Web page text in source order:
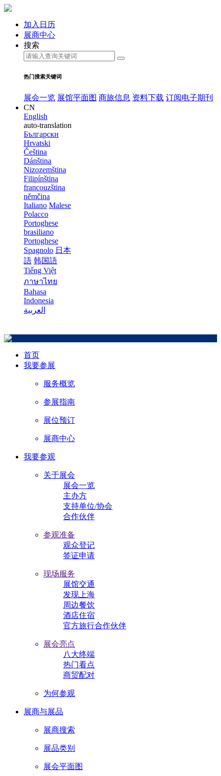
加入日历
展商中心
搜索
热门搜索关键词
展会一览 展馆平面图 商旅信息 资料下载 订阅电子期刊
CN
English
auto-translation
Български
Hrvatski
Čeština
Dánština
Nizozemština
Filipínština
francouzština
němčina
Italiano Malese
Polacco
Portoghese
brasiliano
Portoghese
Spagnolo 日本
語 韩国語
Tiếng Việt
ภาษาไทย
Bahasa
Indonesia
العربية
首页
我要参展
服务概览
参展指南
展位预订
展商中心
我要参观
关于展会
展会一览
主办方
支持单位/协会
合作伙伴
参观准备
观众登记
签证申请
现场服务
展馆交通
发现上海
周边餐饮
酒店住宿
官方旅行合作伙伴
展会亮点
八大终端
热门看点
商贸配对
为何参观
展商与展品
展商搜索
展品类别
展会平面图